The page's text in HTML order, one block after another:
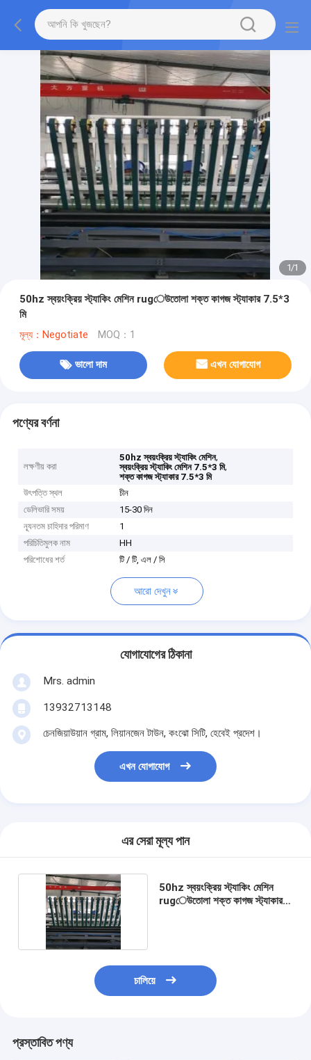
1/1
50hz স্বয়ংক্রিয় স্ট্যাকিং মেশিন rugেউতোলা শক্ত কাগজ স্ট্যাকার 7.5*3
মি
মূল্য：Negotiate MOQ：1
ভালো দাম এখন যোগাযোগ
পণ্যের বর্ণনা
লক্ষণীয় করা
50hz স্বয়ংক্রিয় স্ট্যাকিং মেশিন,
স্বয়ংক্রিয় স্ট্যাকিং মেশিন 7.5*3 মি,
শক্ত কাগজ স্ট্যাকার 7.5*3 মি
উৎপত্তি স্থল
চীন
ডেলিভারি সময়
15-30 দিন
ন্যূনতম চাহিদার পরিমাণ
1
পরিচিতিমুলক নাম
HH
পরিশোধের শর্ত
টি / টি, এল / সি
আরো দেখুন
যোগাযোগের ঠিকানা
Mrs. admin
13932713148
চেনজিয়াউয়ান গ্রাম, লিয়ানজেন টাউন, কংঝো সিটি, হেবেই প্রদেশ।
এখন যোগাযোগ
এর সেরা মূল্য পান
50hz স্বয়ংক্রিয় স্ট্যাকিং মেশিন
rugেউতোলা শক্ত কাগজ স্ট্যাকার
চালিয়ে
প্রস্তাবিত পণ্য